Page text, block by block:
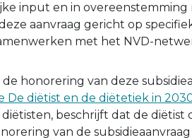
input en in
aanvraag gericht op
met het NVD-
honorering van deze
De diëtist en de diëtetiek in
beschrijft dat de diëtist
van de